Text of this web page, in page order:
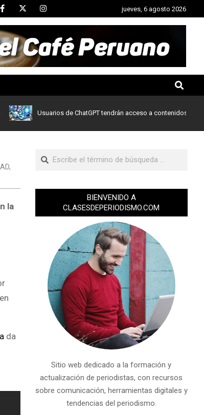
jueves, 6 agosto 2026
Usuarios de ChatGPT tendrán acceso a contenidos de noticias
,
la
da
BIENVENIDO A
CLASESDEPERIODISMO.COM
Sitio web dedicado a la formación y
actualización de periodistas, con recursos
sobre comunicación, herramientas digitales y
tendencias del periodismo.